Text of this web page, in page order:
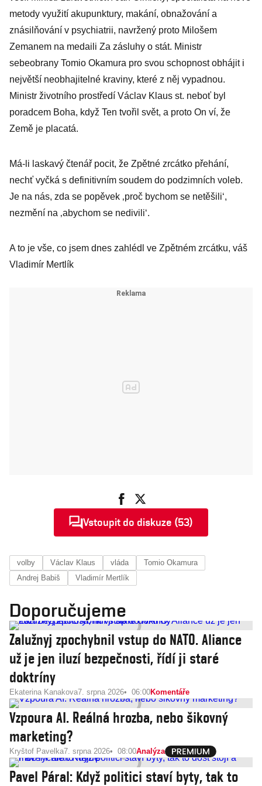
metody využití akupunktury, makání, obnažování a
znásilňování v psychiatrii, navržený proto Milošem
Zemanem na medaili Za zásluhy o stát. Ministr
sebeobrany Tomio Okamura pro svou schopnost obhájit i
největší neobhajitelné kraviny, které z něj vypadnou.
Ministr životního prostředí Václav Klaus st. neboť byl
poradcem Boha, když Ten tvořil svět, a proto On ví, že
Země je placatá.
Má-li laskavý čtenář pocit, že Zpětné zrcátko přehání,
nechť vyčká s definitivním soudem do podzimních voleb.
Je na nás, zda se popěvek ‚proč bychom se netěšili‘,
nezmění na ‚abychom se nedivili‘.
A to je vše, co jsem dnes zahlédl ve Zpětném zrcátku, váš
Vladimír Mertlík
Vstoupit do diskuze (53)
volby Václav Klaus vláda
Tomio Okamura
Andrej Babiš
Vladimír Mertlík
Doporučujeme
Zalužnyj zpochybnil vstup do NATO. Aliance
už je jen iluzí bezpečnosti, řídí ji staré
doktríny
Ekaterina Kanakova7. srpna 2026 06:00Komentáře
Vzpoura AI. Reálná hrozba, nebo šikovný
marketing?
Kryštof Pavelka7. srpna 2026 08:00Analýza
Pavel Páral: Když politici staví byty, tak to